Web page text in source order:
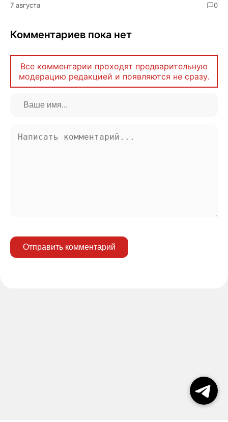
7 августа 0
Комментариев пока нет
Все комментарии проходят предварительную
модерацию редакцией и появляются не сразу.
Отправить комментарий